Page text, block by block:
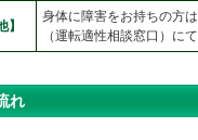
】
身体に障害をお持ちの方
（運転適性相談窓口）に
れ